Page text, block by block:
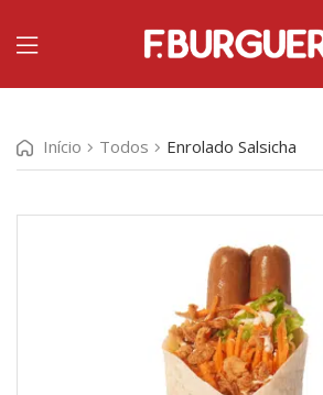
Início Todos Enrolado Salsicha